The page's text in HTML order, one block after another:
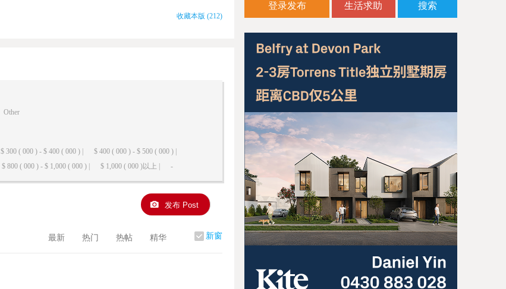
收藏本版 (212)
Other
$ 300 ( 000 ) - $ 400 ( 000 ) |
$ 400 ( 000 ) - $ 500 ( 000 ) |
$ 800 ( 000 ) - $ 1,000 ( 000 ) | $ 1,000 ( 000 )以上 | -
发布 Post
新窗
最新 热门 热帖 精华
登录发布 生活求助 搜索